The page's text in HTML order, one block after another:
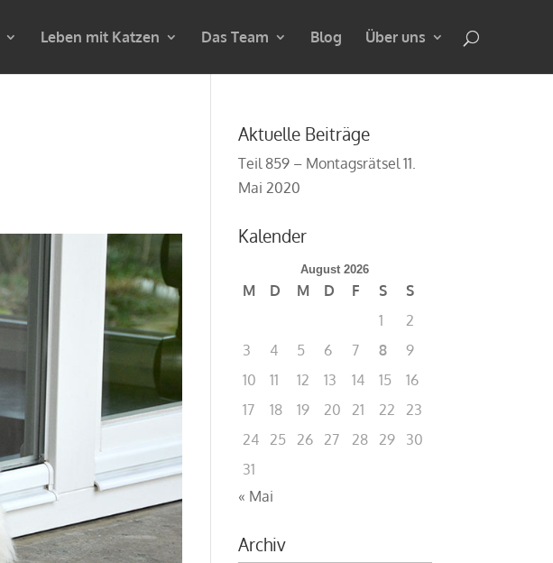
Leben mit Katzen Das Team Blog Über uns
Aktuelle Beiträge
Teil 859 – Montagsrätsel 11.
Mai 2020
Kalender
August 2026
M D M D F S
S
1
2
3
4 5 6 7 8
9
10
11 12 13 14 15
16
17
18 19 20 21 22
23
24
25 26 27 28 29
30
31
« Mai
Archiv